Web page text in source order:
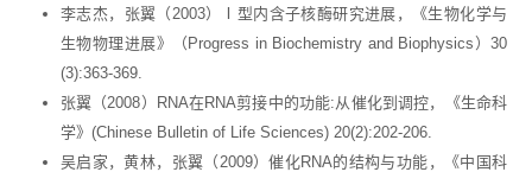
李志杰，张翼（2003）Ⅰ型内含子核酶研究进展，《生物化学与
生物物理进展》（Progress in Biochemistry and Biophysics）30
(3):363-369.
张翼（2008）RNA在RNA剪接中的功能:从催化到调控，《生命科
学》(Chinese Bulletin of Life Sciences) 20(2):202-206.
吴启家，黄林，张翼（2009）催化RNA的结构与功能，《中国科